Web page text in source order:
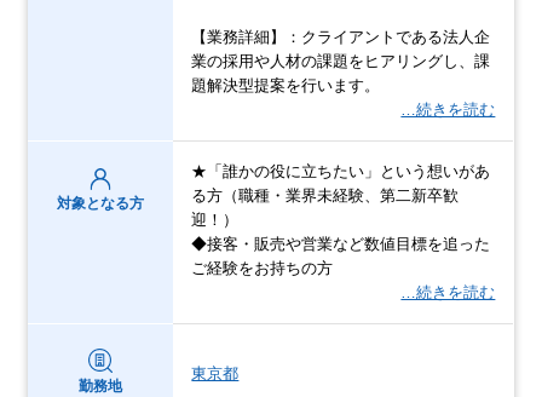
【業務詳細】：クライアントである法人企
業の採用や人材の課題をヒアリングし、課
題解決型提案を行います。
…続きを読む
対象となる方
★「誰かの役に立ちたい」という想いがあ
る方（職種・業界未経験、第二新卒歓
迎！）
◆接客・販売や営業など数値目標を追った
ご経験をお持ちの方
…続きを読む
勤務地
東京都